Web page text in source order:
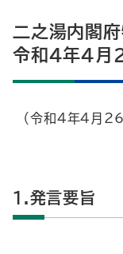
二之湯内閣
令和4年4月
（令和4年4月
1.発言要旨